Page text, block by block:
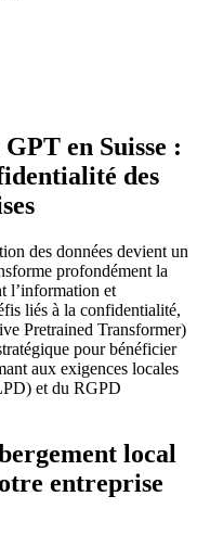
en Suisse :
des
des données devient un
profondément la
l’information et
liés à la confidentialité,
Pretrained Transformer)
pour bénéficier
aux exigences locales
et du RGPD
local
entreprise